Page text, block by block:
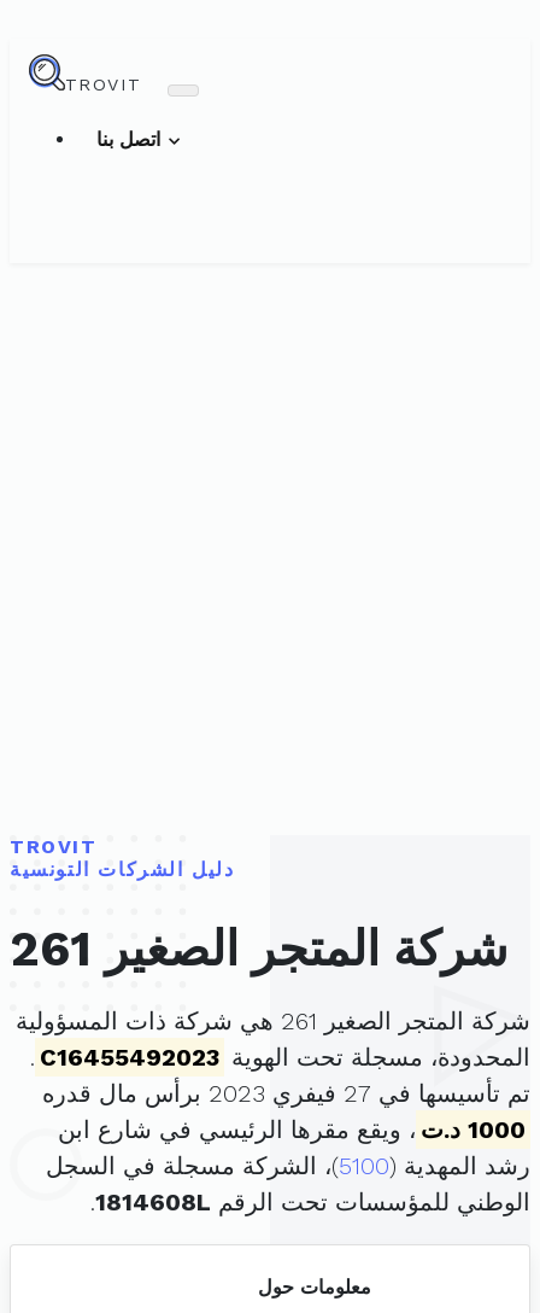
TROVIT
TROVIT
دليل الشركات التونسية
شركة المتجر الصغير 261
شركة المتجر الصغير 261 هي شركة ذات المسؤولية
المحدودة، مسجلة تحت الهوية C16455492023
.
تم تأسيسها في 27 فيفري 2023 برأس مال قدره
1000 د.ت
، ويقع مقرها الرئيسي في شارع ابن
رشد المهدية (5100)، الشركة مسجلة في السجل
الوطني للمؤسسات تحت الرقم 1814608L
.
معلومات حول